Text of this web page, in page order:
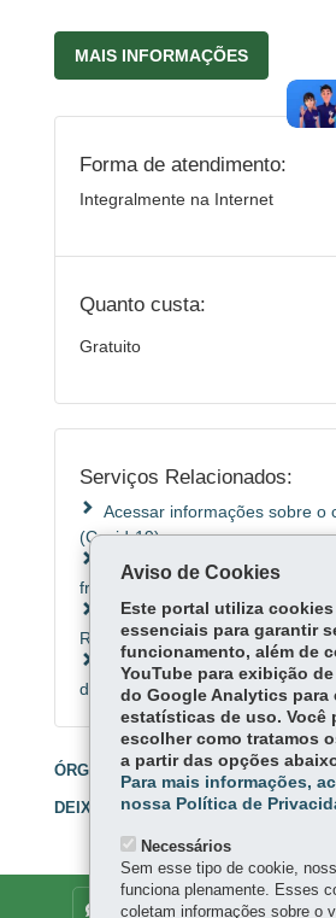
MAIS INFORMAÇÕES
Forma de atendimento:
Integralmente na Internet
Quanto custa:
Gratuito
Serviços Relacionados:
Acessar informações sobre o
(Covid-19)
Consultar as respostas para
frequentes sobre o coronavírus
Programa Estadual de
Renda - Cartão Comida Boa
Acessar os boletins da
da Saúde
ÓRGÃO RESPONSÁVEL
DEIXE SUA OPINIÃO
DENUNCIE CORRUPÇÃO
Aviso de Cookies
Este portal utiliza cookies
essenciais para garantir
funcionamento, além de
YouTube para exibição
do Google Analytics para
estatísticas de uso. Você
escolher como tratamos
a partir das opções
Para mais informações,
nossa Política de
Necessários
Sem esse tipo de cookie,
funciona plenamente. Esses
coletam informações sobre o